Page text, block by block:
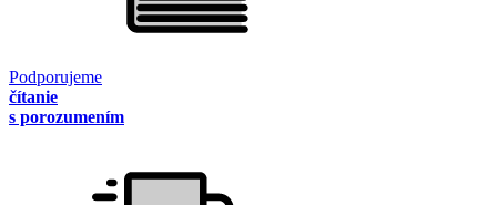
Podporujeme
čítanie
s porozumením